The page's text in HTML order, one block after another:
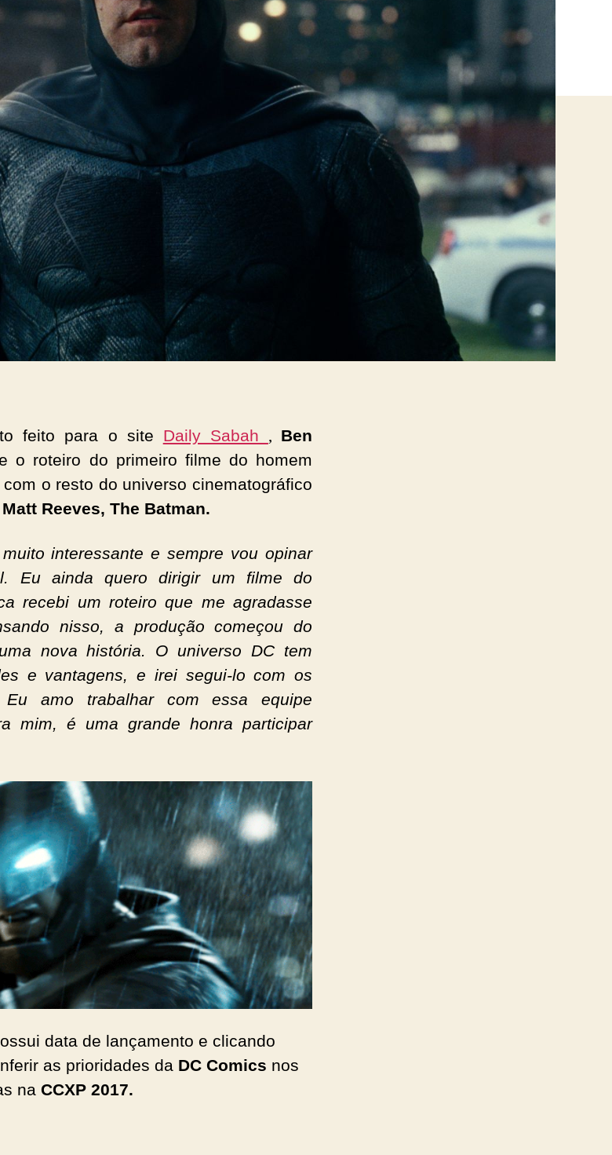
feito para o site Daily Sabah , Ben
o roteiro do primeiro filme do homem
o resto do universo cinematográfico
Matt Reeves, The Batman.
interessante e sempre vou opinar
Eu ainda quero dirigir um filme do
recebi um roteiro que me agradasse
nisso, a produção começou do
nova história. O universo DC tem
e vantagens, e irei segui-lo com os
Eu amo trabalhar com essa equipe
mim, é uma grande honra participar
data de lançamento e clicando
as prioridades da DC Comics nos
na CCXP 2017.